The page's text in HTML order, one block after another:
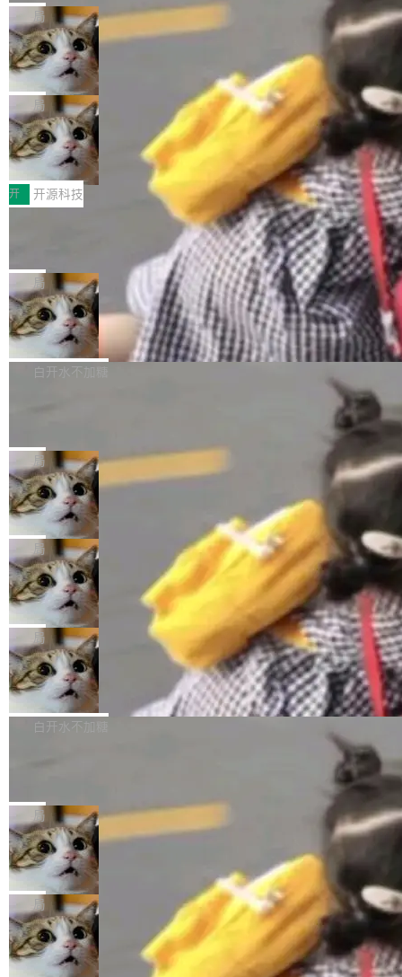
库之一。你的操作系统、浏览器、无数的基础设
施软件，很可能都在用它。而过去十年，维护它
的人一直在用业余...
gi?id=2019042">Bug&nbsp;2019042</a>）</l
i> <li>现在，助手可以直接使用 Exa 的网络搜索
结果回答问题，而无需将问题转交给搜索引擎。
（<a href="https://bugzilla.mozilla.org/show_
bug.cgi?id=204...
的 npm 包。项目的核心论点是：容器不适合 Ag
ent 计算。真正适合的，是 Isolate。 Cloudflare
工程师在这件事上没什么可谦虚的——他们用 W
orkers 跑了十年 Isolate。用 CEO Matthew Pri
nce 的话说：「我们一生都在用 Isolate 运行代
码，而 AI Agent 不需要容器，它们需要的是 Iso
late。」 容器为什么不合适 容器的问题在于启动
和销毁都太重了。一个 Agent 要执行的任务可能
只需要几毫秒的 CPU 时间，但容器从冷启动到
就绪要花数秒。如果未来有十...
局
OpenAI 公开邮件和聊天记录回应苹果
诉讼，称“Apple is getting this wron
g”
上个月，苹果一纸诉状把 OpenAI 告上法庭，指
控其挖角苹果前员工并窃取商业秘密。苹果的诉
状把 OpenAI 描述成一个系统性地从前东家挖
人、套取机密信息的对手。 OpenAI 没发律师
函，也没选择庭外沉默。它在官网贴了一篇博
文，标题只有六个字：Apple is getting this wro
ng。 然后，它把邮件往来和 iMessage 聊天记
录全贴了出来。 他发错人了 苹果外部律师 Gabr
iel Gross 来自 Weil 律所，2 月 23 日下午 5:53
给 OpenAI 总法律顾问 Che Chang 发了封邮
件，附了一封长信，要求 OpenAI 配合调查前苹
果员工带走机密信...
局
HUAWEI MatePad Edge上架WorkBu
ddy鸿蒙PC版，说话就能干活的AI办公
搭子
全能AI工作台WorkBuddy鸿蒙PC版上架HUAWE
I MatePad Edge应用市场，直接下载即可使
用，与鸿蒙电脑上的体验一致。值得一提的是，
这是目前市面上唯一支持平板接入WorkBuddy P
C版的产品，搭载“人机双写”重磅功能——你写
你的，AI写AI的，同屏协作互不干扰。一句话让
AI帮你干活，现在开启全新体验！ 温馨提示：
体验WorkBuddy鸿蒙PC版前，请将 HUAWEI M
atePad Edge 升级至 HarmonyOS 6.1.0.135S
P9 patch03及以上版本。 *升级路径：设置 > 搜
开 开源科技
FFmpeg 9.0 发布：代号“Lei”，以此纪
全球知名开源多媒体框架 FFmpeg 今天正式发
布了 9.0 版本。这个版本除了带来新一代音视频
处理能力和硬件加速支持之外，还有一个特殊之
处：FFmpeg 9.0 的代号是“Lei”。 这个名字，
来自中国开发者雷霄骅（Lei Xiaohua）。 对于
很多中国音视频开发者而言，这个名字并不陌
“启蒙老师”。 而今年，恰好是雷霄骅离世十周
年。FFmpeg 社区最终选择用一个大版本的名
字，留下了这份纪念。 雷霄骅曾是中国传媒大学
数字电视技术方向的博士生，长期从事视频、音
频技...
局
亚马逊成本失控：AI 写代码烧掉 1215
万元，超预算 860%
外媒近日曝光了亚马逊的多份内部报告显示，AI
导致公司在多个项目上超支。《金融时报》报道
编写程序，目标是完成电商平台作者信息与商品
列表的数据匹配 —— 一项常规的数据处理任
务，最终却产生了 180 万美元的账单，实际支出
超出原定预算 860%。 更令人意外的是，该项目
最终并未成功落地，而高额算力消耗持续运行长
达 5 个月，公司直到财务对账时才察觉异常。这
意味着一个无人看管的 AI 程序，在近半年时间
里日夜不停地"烧钱"。 复盘显示，...
白开水不加糖
e CEO Clément Delangue 在 CNBC 的采访里
没有拐弯抹角。他说中国正在赢得 AI 竞赛，而
且按目前的速度，中国 AI 工具预计在今年底或
2027 年就能追上美国前沿实验室的水平。 Dela
ngue 把原因归结为一件事：开放协作。中国的
AI 开发者在一个共享和协作的生态里加速迭代，
而美国模型厂商在"闭门造车"。他的原话是 "buil
ding in silos"——各自为战，互不通气。 这个判
断从他嘴里说出来分量不同。Hugging Face 是
全球最大的开源 AI 平台，上面跑着上百万个模
型。谁在开源赛道上领先，...
局
当 AI agent 把源码变成了最好的扩展系
统，开发者工具必须开源
五年前，David Crawshaw 问过很多软件工程师
一个问题：你写过什么给自己用的程序？答案几
乎都是没有。工程师们整天用别人写的程序写程
序给别人用。偶尔有人自己写个博客系统、智能
家居控制、家庭实验室，都算稀奇事。 Crawsh
aw 是 Shelley 的作者，一个开源 AI coding age
nt。他最近在博客上写了一篇文章，核心论点很
简单：开发者工具必须开源。 理由不是传统的自
由软件情怀，而是一个跟 AI agent 直接相关的
技术判断。 两行 prompt 就能个性化任何软件 C
局
DeepSeek Harness 宣布内测邀请，全
网最大规模开源 Agent 路演现场诞生
一条内测招募帖，发出去的时候大概没人想到它
会变成一场开源 Agent 生态的路演。 8月1日，
DeepSeek Harness 团队负责人崔添翼（tiany
i）在 X 上发帖： 「如果你是 Agent Harness 相
关开源项目的开发者，希望参加 DeepSeek Har
ness 的内测，可以回复或私信联系我。请附上
Harness 负责把能力落到真实环境中——调用工
具、读写文件、管理上下文、处理错误、完成闭
环。崔添翼招人的标...
局
商汤 SenseNova U1.5-Lite-Preview
开源
商汤科技宣布面向社区开源轻量级统一多模态模
型的预览版本 SenseNova U1.5-Lite-Preview。
理解、推理、生成与编辑，还仅以 8B-MoT 的轻
量大小，将能力推进到4K、更精细的真实质感、
更复杂的视觉控制和可持续迭代编辑。 相比 U
1，U1.5-Lite-Preview 在以下方向上带来了显著
提升： 原生支持4K图像生成； 更精细的局部纹
理、细节与真实世界质感； 更准确的中英文文字
生成与复杂版式组织； 更稳定的图...
白开水不加糖
nap。这次是 hwctl——一个用来检查 Ubuntu
硬件认证状态的命令行工具。 Canonical 工程师
Alan Griffiths 在邮件列表中说得很直白：「hwc
tl 是一个 Ubuntu 专有的包，它和它的依赖项都
是 Ubuntu 专有的，不会用在其他发行版上。」
所以 deb 版本的受众实际上为零。既然只有 Ub
untu 用户在用，那用 snap 打包就没什么可纠结
的。 从 deb 到 snap 的迁移路径 hwctl 是 rust-
局
Dario Amodei 担心新人来 Anthropic
只为金钱，不为使命
顶级 AI 研究员在两家公司之间来回跳，中间只
隔了几天。 Lilian Weng 上周刚宣布因健康原因
离开 Thinking Machines Lab，说自己作为联合
创始人的角色「太累了」。几天后，The Inform
ation 就曝出她将重回 OpenAI，负责递归自我
局
FFmpeg 9.0 发布
FFmpeg 9.0 现已发布，包含多项改进。官方更